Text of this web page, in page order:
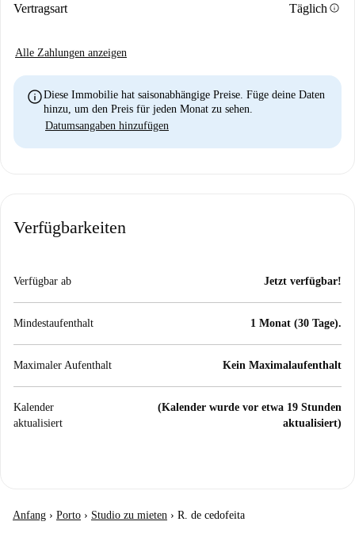
Vertragsart Täglichinfo
Alle Zahlungen anzeigen
infoDiese Immobilie hat saisonabhängige Preise. Füge deine Daten
hinzu, um den Preis für jeden Monat zu sehen.
Datumsangaben hinzufügen
Verfügbarkeiten
Verfügbar ab Jetzt verfügbar!
Mindestaufenthalt 1 Monat (30 Tage).
Maximaler Aufenthalt Kein Maximalaufenthalt
Kalender
aktualisiert
(Kalender wurde vor etwa 19 Stunden
aktualisiert)
Anfang › Porto › Studio zu mieten › R. de cedofeita